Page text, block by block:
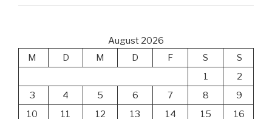
August 2026
M
D M D F S
S
1
2
3
4 5 6 7 8
9
10
11 12 13 14 15
16